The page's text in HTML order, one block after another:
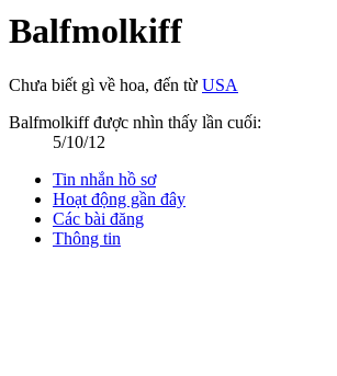
Balfmolkiff
Chưa biết gì về hoa, đến từ USA
Balfmolkiff được nhìn thấy lần cuối:
5/10/12
Tin nhắn hồ sơ
Hoạt động gần đây
Các bài đăng
Thông tin